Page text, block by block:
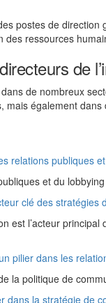
postes de
ressources
de
de nombreux
également
relations publiques
et du
clé des stratégies
est l’acteur
pilier dans les
la politique de
dans la stratégie de